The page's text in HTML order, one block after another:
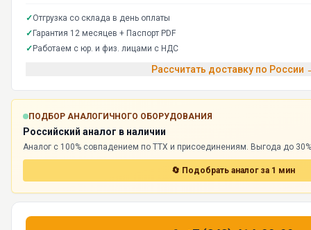
✓Отгрузка со склада в день оплаты
✓ Гарантия 12 месяцев + Паспорт PDF
✓ Работаем с юр. и физ. лицами с НДС
Рассчитать доставку по России
ПОДБОР АНАЛОГИЧНОГО ОБОРУДОВАНИЯ
Российский аналог в наличии
Аналог с 100% совпадением по ТТХ и присоединениям. Выгода до
🔄 Подобрать аналог за 1 мин